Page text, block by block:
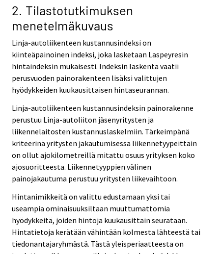
2. Tilastotutkimuksen
menetelmäkuvaus
Linja-autoliikenteen kustannusindeksi on
kiinteäpainoinen indeksi, joka lasketaan Laspeyresin
hintaindeksin mukaisesti. Indeksin laskenta vaatii
perusvuoden painorakenteen lisäksi valittujen
hyödykkeiden kuukausittaisen hintaseurannan.
Linja-autoliikenteen kustannusindeksin painorakenne
perustuu Linja-autoliiton jäsenyritysten ja
liikennelaitosten kustannuslaskelmiin. Tärkeimpänä
kriteerinä yritysten jakautumisessa liikennetyypeittäin
on ollut ajokilometreillä mitattu osuus yrityksen koko
ajosuoritteesta. Liikennetyyppien välinen
painojakautuma perustuu yritysten liikevaihtoon.
Hintanimikkeitä on valittu edustamaan yksi tai
useampia ominaisuuksiltaan muuttumattomia
hyödykkeitä, joiden hintoja kuukausittain seurataan.
Hintatietoja kerätään vähintään kolmesta lähteestä tai
tiedonantajaryhmästä. Tästä yleisperiaatteesta on